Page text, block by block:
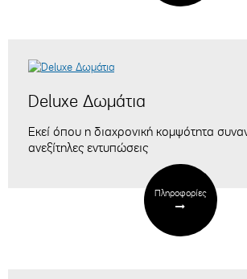
Deluxe Δωμάτια
Εκεί όπου η διαχρονική κομψότητα
ανεξίτηλες εντυπώσεις
Πληροφορίες